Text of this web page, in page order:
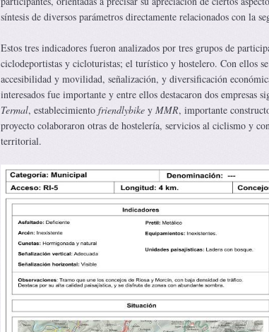
síntesis de diversos parámetros directamente relacionados con la
Estos tres indicadores fueron analizados por tres grupos de
ciclodeportistas y cicloturistas; el turístico y hostelero. Con ellos
accesibilidad y movilidad, señalización, y diversificación
interesados fue importante y entre ellos destacaron dos empresas
Termal, establecimiento friendlybikey MMR, importante
proyecto colaboraron otras de hostelería, servicios al ciclismo y
territorial.